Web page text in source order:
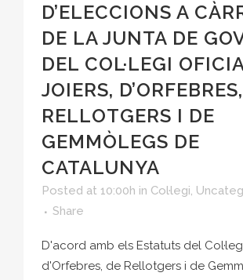
D’ELECCIONS A
DE LA JUNTA DE
DEL COL·LEGI
JOIERS,
RELLOTGERS I DE
GEMMÒLEGS DE
CATALUNYA
Posted at 10:00h in Col·legi,
Share
D'acord amb els Estatuts del
d'Orfebres, de Rellotgers i de